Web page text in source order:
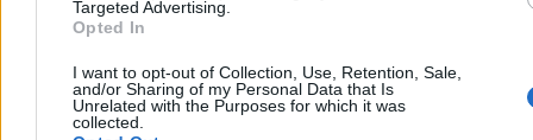
Targeted Advertising.
Opted In
I want to opt-out of Collection, Use, Retention, Sale,
and/or Sharing of my Personal Data that Is
Unrelated with the Purposes for which it was
collected.
Porozumienie USA–Iran może zmienić Bliski Wschód. Trump
mówi jedno, dokument drugie
25 latach rozpala serca Polaków